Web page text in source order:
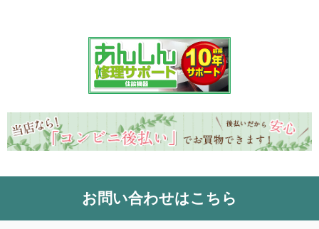
お問い合わせはこちら